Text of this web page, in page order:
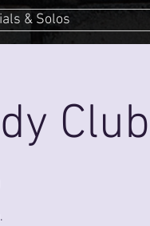
& Solos
Club